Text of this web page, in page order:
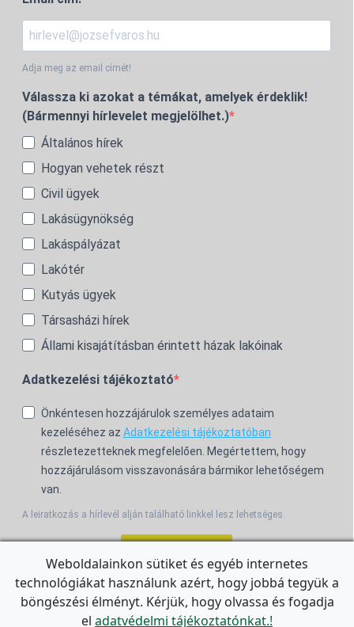
Adja meg az email címét!
Válassza ki azokat a témákat, amelyek érdeklik!
(Bármennyi hírlevelet megjelölhet.)
Általános hírek
Hogyan vehetek részt
Civil ügyek
Lakásügynökség
Lakáspályázat
Lakótér
Kutyás ügyek
Társasházi hírek
Állami kisajátításban érintett házak lakóinak
Adatkezelési tájékoztató
Önkéntesen hozzájárulok személyes adataim
kezeléséhez az Adatkezelési tájékoztatóban
részletezetteknek megfelelően. Megértettem, hogy
hozzájárulásom visszavonására bármikor lehetőségem
van.
A leiratkozás a hírlevél alján található linkkel lesz lehetséges.
For the English Newsletter, clickHERE.
Weboldalainkon sütiket és egyéb internetes
technológiákat használunk azért, hogy jobbá tegyük a
böngészési élményt. Kérjük, hogy olvassa és fogadja
el adatvédelmi tájékoztatónkat.!